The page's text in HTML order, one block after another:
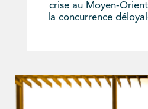
crise au Moyen-
la concurrence